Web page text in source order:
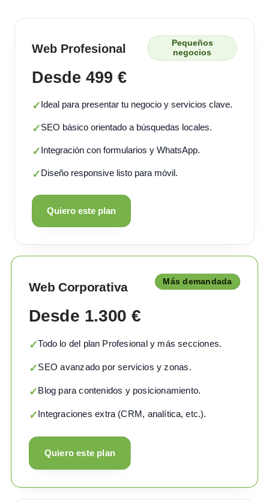
Web Profesional
Pequeños
negocios
Desde 499 €
✓Ideal para presentar tu negocio y servicios clave.
✓SEO básico orientado a búsquedas locales.
✓Integración con formularios y WhatsApp.
✓Diseño responsive listo para móvil.
Quiero este plan
Web Corporativa Más demandada
Desde 1.300 €
✓Todo lo del plan Profesional y más secciones.
✓SEO avanzado por servicios y zonas.
✓Blog para contenidos y posicionamiento.
✓Integraciones extra (CRM, analítica, etc.).
Quiero este plan